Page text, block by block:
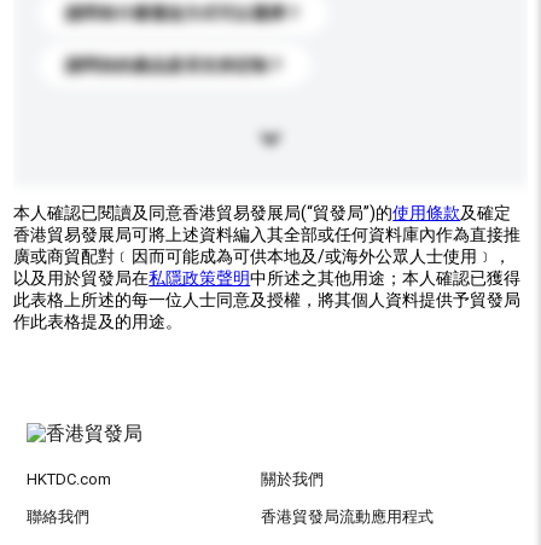
請問有什麼運送方式可以選擇？
請問你的產品是否支持定制？
本人確認已閱讀及同意香港貿易發展局(“貿發局”)的使用條款及確定
香港貿易發展局可將上述資料編入其全部或任何資料庫內作為直接推
廣或商貿配對﹝因而可能成為可供本地及/或海外公眾人士使用﹞，
以及用於貿發局在私隱政策聲明中所述之其他用途；本人確認已獲得
此表格上所述的每一位人士同意及授權，將其個人資料提供予貿發局
作此表格提及的用途。
HKTDC.com 關於我們
聯絡我們 香港貿發局流動應用程式